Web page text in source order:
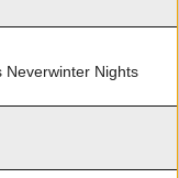
Neverwinter Nights